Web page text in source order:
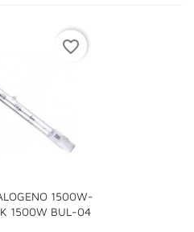
1500W-
1500W BUL-04
favorite_border